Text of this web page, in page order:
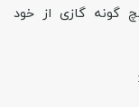
گازی از خود